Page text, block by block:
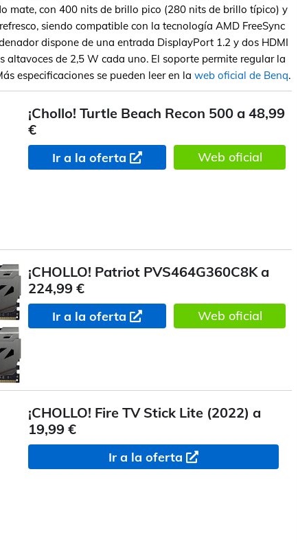
mate, con 400 nits de brillo pico (280 nits de brillo típico) y
siendo compatible con la tecnología AMD FreeSync
dispone de una entrada DisplayPort 1.2 y dos HDMI
altavoces de 2,5 W cada uno. El soporte permite regular la
especificaciones se pueden leer en la web oficial de Benq.
¡Chollo! Turtle Beach Recon 500 a 48,99
€
Ir a la oferta Web oficial
¡CHOLLO! Patriot PVS464G360C8K a
224,99 €
Ir a la oferta Web oficial
¡CHOLLO! Fire TV Stick Lite (2022) a
19,99 €
Ir a la oferta